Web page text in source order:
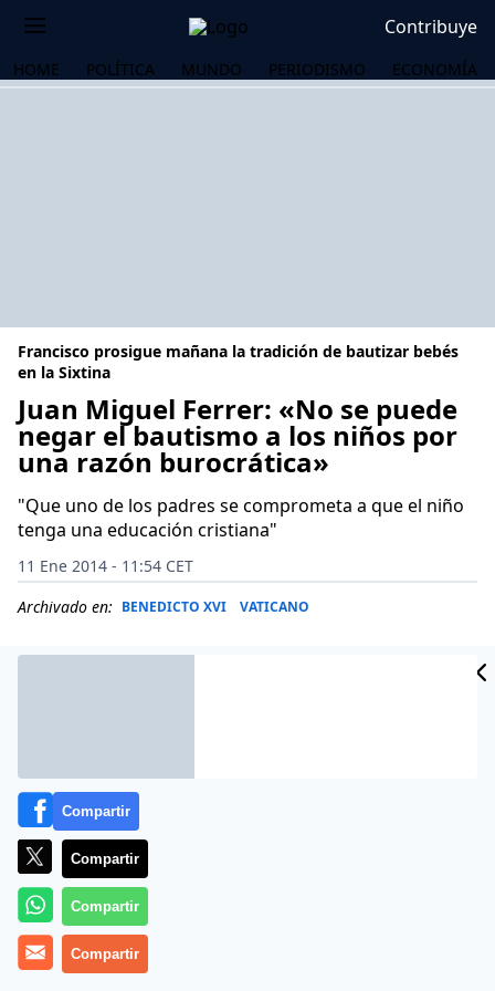
Contribuye
HOME POLÍTICA MUNDO PERIODISMO ECONOMÍA
Francisco prosigue mañana la tradición de bautizar bebés
en la Sixtina
Juan Miguel Ferrer: «No se puede
negar el bautismo a los niños por
una razón burocrática»
"Que uno de los padres se comprometa a que el niño
tenga una educación cristiana"
11 Ene 2014 - 11:54 CET
Archivado en: BENEDICTO XVI VATICANO
Más información
Compartir
Compartir
Compartir
Compartir